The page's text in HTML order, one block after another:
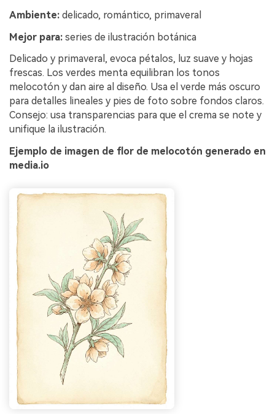
Ambiente: delicado, romántico, primaveral
Mejor para: series de ilustración botánica
Delicado y primaveral, evoca pétalos, luz suave y hojas
frescas. Los verdes menta equilibran los tonos
melocotón y dan aire al diseño. Usa el verde más oscuro
para detalles lineales y pies de foto sobre fondos claros.
Consejo: usa transparencias para que el crema se note y
unifique la ilustración.
Ejemplo de imagen de flor de melocotón generado en
media.io